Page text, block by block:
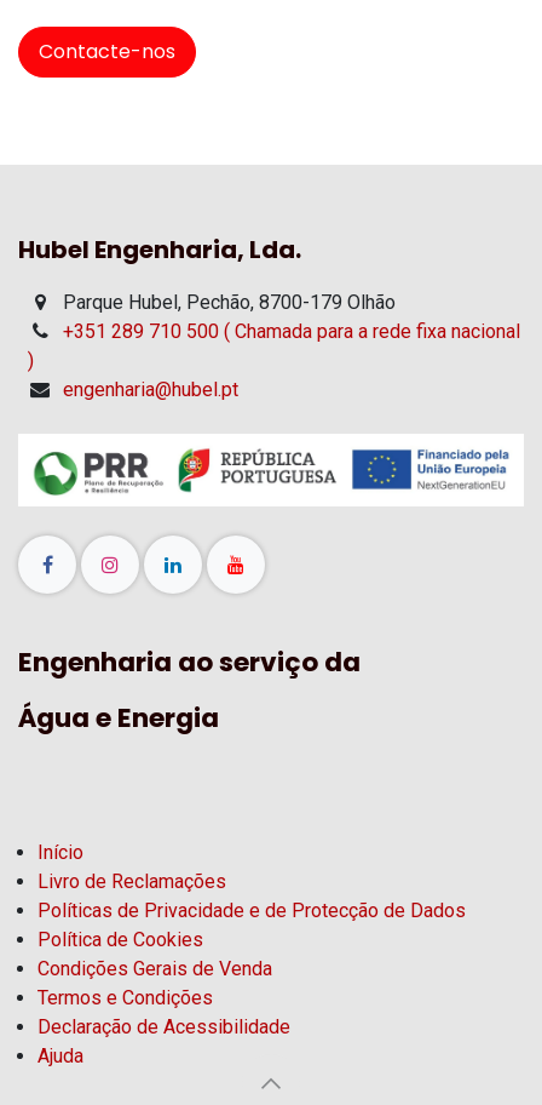
Contacte-nos
Hubel Engenharia, Lda.
Parque Hubel, Pechão, 8700-179 Olhão
+351 289 710 500 ( Chamada para a rede fixa nacional
)
engenharia@hubel.pt
Engenharia ao serviço da
Água e Energia
Início
Livro de Reclamações
Políticas de Privacidade e de Protecção de Dados
Política de Cookies
Condições Gerais de Venda
Termos e Condições
Declaração de Acessibilidade
Ajuda